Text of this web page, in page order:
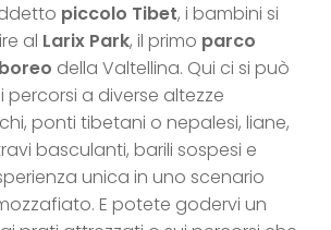
piccolo Tibet, i bambini si
al Larix Park, il primo parco
della Valtellina. Qui ci si può
percorsi a diverse altezze
ponti tibetani o nepalesi, liane,
basculanti, barili sospesi e
unica in uno scenario
E potete godervi un